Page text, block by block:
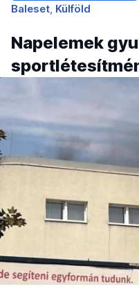
Baleset Külföld
Napelemek